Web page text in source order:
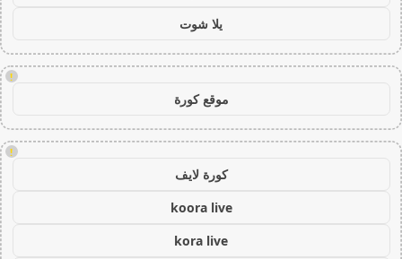
يلا شوت
!
موقع كورة
!
كورة لايف
koora live
kora live